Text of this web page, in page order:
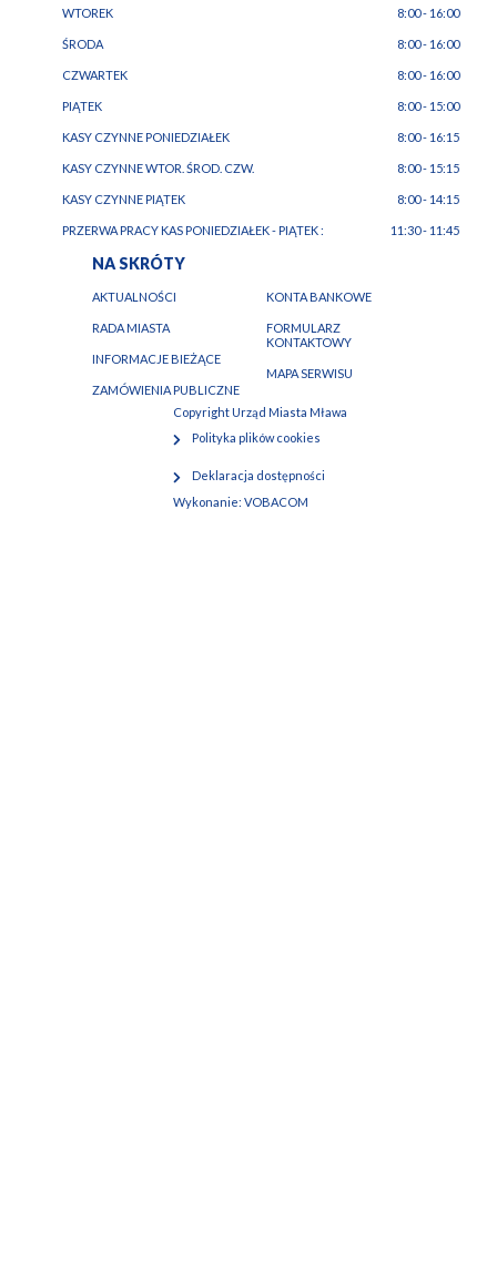
WTOREK 8:00 - 16:00
ŚRODA 8:00 - 16:00
CZWARTEK 8:00 - 16:00
PIĄTEK 8:00 - 15:00
KASY CZYNNE PONIEDZIAŁEK 8:00 - 16:15
KASY CZYNNE WTOR. ŚROD. CZW. 8:00 - 15:15
KASY CZYNNE PIĄTEK 8:00 - 14:15
PRZERWA PRACY KAS PONIEDZIAŁEK - PIĄTEK : 11:30 - 11:45
NA SKRÓTY
AKTUALNOŚCI
RADA MIASTA
INFORMACJE BIEŻĄCE
ZAMÓWIENIA PUBLICZNE
KONTA BANKOWE
FORMULARZ
KONTAKTOWY
MAPA SERWISU
Copyright Urząd Miasta Mława
Polityka plików cookies
Deklaracja dostępności
Wykonanie:VOBACOM